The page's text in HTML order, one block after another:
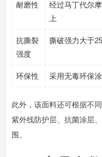
耐磨性
经过马丁代尔
上
抗撕裂
强度
撕破强力大于
环保性 采用无毒环保
此外，该面料还可根据不
紫外线防护层、抗菌涂层
围。